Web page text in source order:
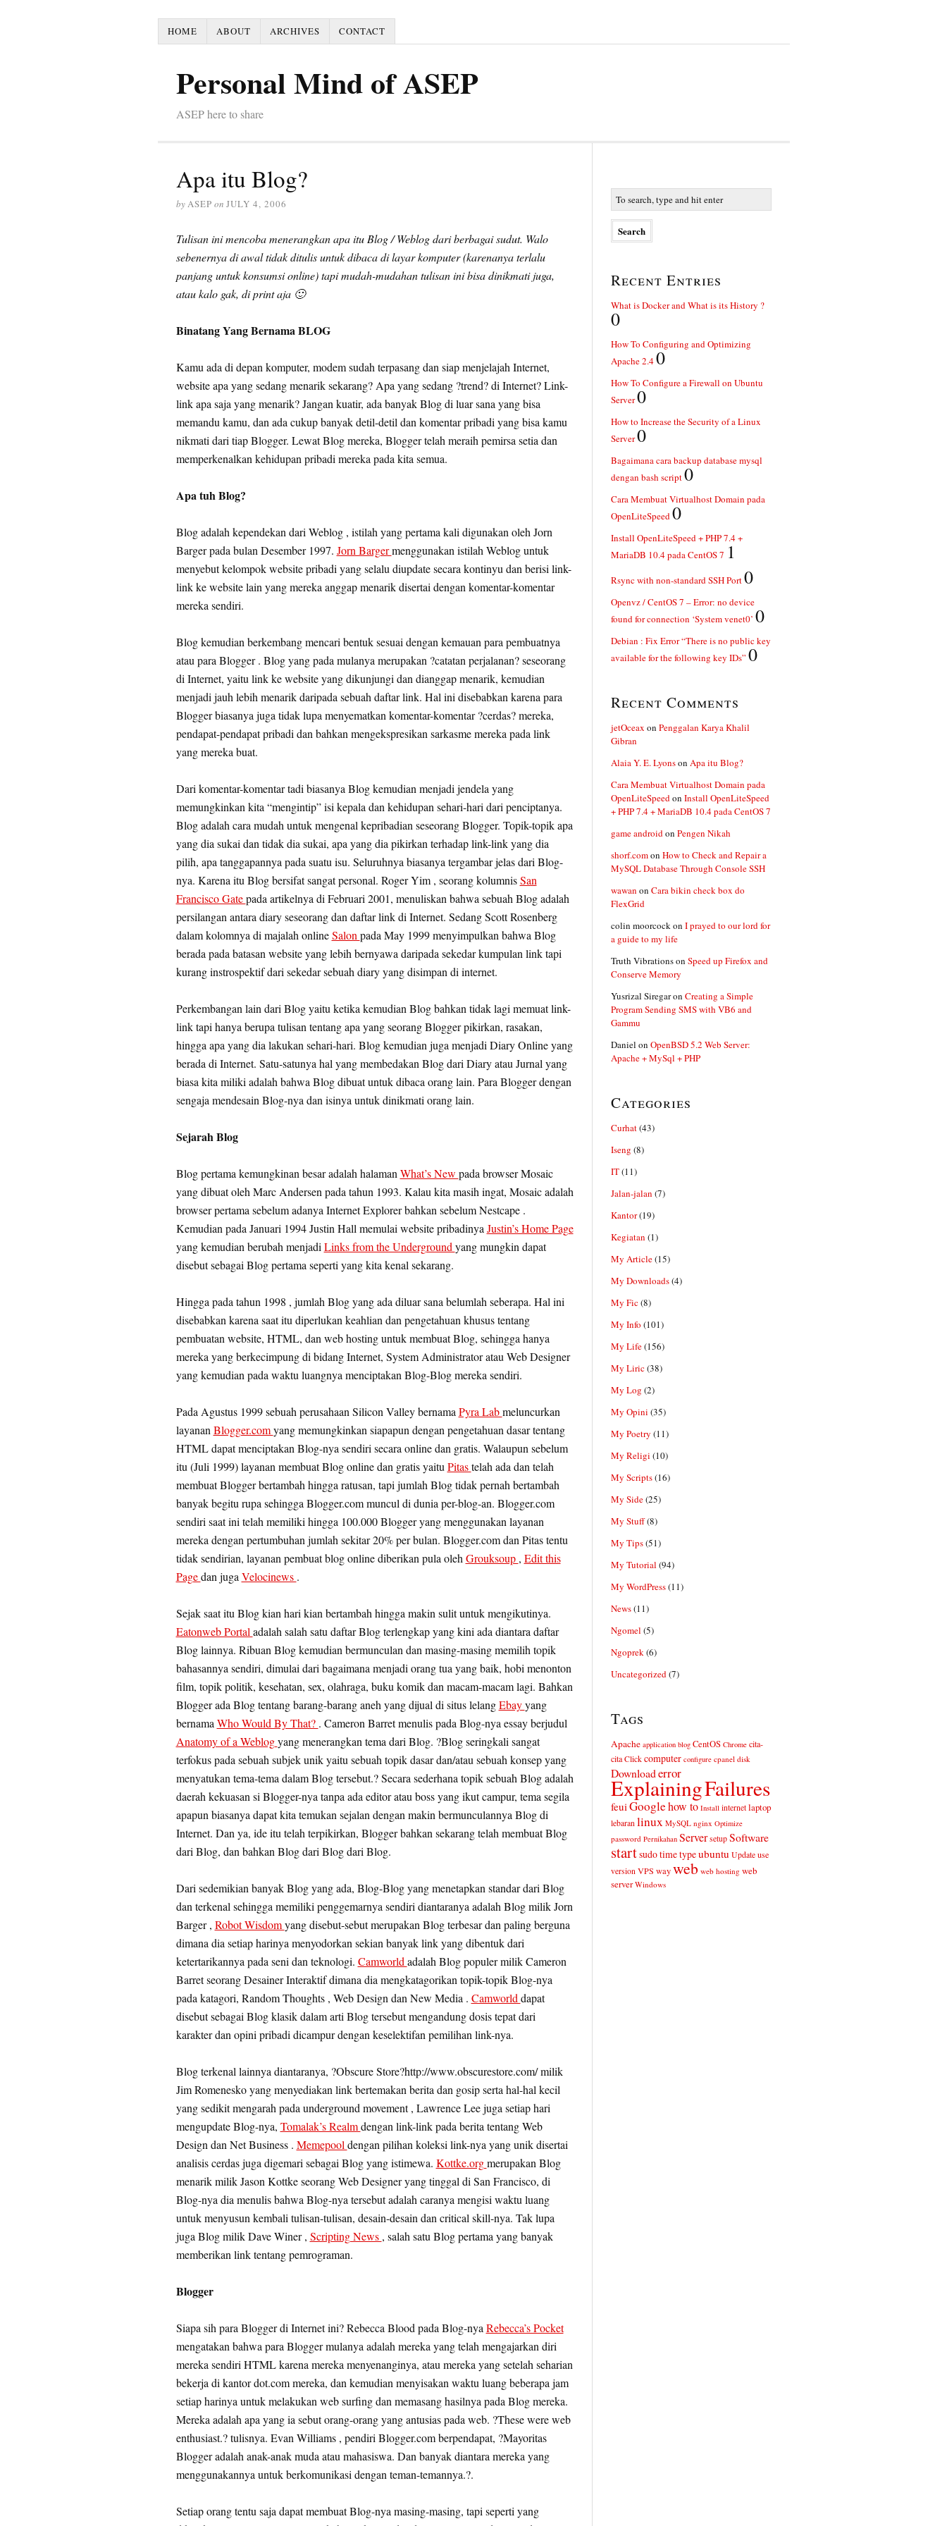
HOME ABOUT ARCHIVES CONTACT
Personal Mind of ASEP
ASEP here to share
Apa itu Blog?
byASEP on JULY 4, 2006
Tulisan ini mencoba menerangkan apa itu Blog / Weblog dari berbagai sudut. Walo
sebenernya di awal tidak ditulis untuk dibaca di layar komputer (karenanya terlalu
panjang untuk konsumsi online) tapi mudah-mudahan tulisan ini bisa dinikmati juga,
atau kalo gak, di print aja 🙂
Binatang Yang Bernama BLOG
Kamu ada di depan komputer, modem sudah terpasang dan siap menjelajah Internet,
website apa yang sedang menarik sekarang? Apa yang sedang ?trend? di Internet? Link-
link apa saja yang menarik? Jangan kuatir, ada banyak Blog di luar sana yang bisa
memandu kamu, dan ada cukup banyak detil-detil dan komentar pribadi yang bisa kamu
nikmati dari tiap Blogger. Lewat Blog mereka, Blogger telah meraih pemirsa setia dan
memperkenalkan kehidupan pribadi mereka pada kita semua.
Apa tuh Blog?
Blog adalah kependekan dari Weblog , istilah yang pertama kali digunakan oleh Jorn
Barger pada bulan Desember 1997. Jorn Bargermenggunakan istilah Weblog untuk
menyebut kelompok website pribadi yang selalu diupdate secara kontinyu dan berisi link-
link ke website lain yang mereka anggap menarik disertai dengan komentar-komentar
mereka sendiri.
Blog kemudian berkembang mencari bentuk sesuai dengan kemauan para pembuatnya
atau para Blogger . Blog yang pada mulanya merupakan ?catatan perjalanan? seseorang
di Internet, yaitu link ke website yang dikunjungi dan dianggap menarik, kemudian
menjadi jauh lebih menarik daripada sebuah daftar link. Hal ini disebabkan karena para
Blogger biasanya juga tidak lupa menyematkan komentar-komentar ?cerdas? mereka,
pendapat-pendapat pribadi dan bahkan mengekspresikan sarkasme mereka pada link
yang mereka buat.
Dari komentar-komentar tadi biasanya Blog kemudian menjadi jendela yang
memungkinkan kita “mengintip” isi kepala dan kehidupan sehari-hari dari penciptanya.
Blog adalah cara mudah untuk mengenal kepribadian seseorang Blogger. Topik-topik apa
yang dia sukai dan tidak dia sukai, apa yang dia pikirkan terhadap link-link yang dia
pilih, apa tanggapannya pada suatu isu. Seluruhnya biasanya tergambar jelas dari Blog-
nya. Karena itu Blog bersifat sangat personal. Roger Yim , seorang kolumnisSan
Francisco Gatepada artikelnya di Februari 2001, menuliskan bahwa sebuah Blog adalah
persilangan antara diary seseorang dan daftar link di Internet. Sedang Scott Rosenberg
dalam kolomnya di majalah onlineSalon pada May 1999 menyimpulkan bahwa Blog
berada pada batasan website yang lebih bernyawa daripada sekedar kumpulan link tapi
kurang instrospektif dari sekedar sebuah diary yang disimpan di internet.
Perkembangan lain dari Blog yaitu ketika kemudian Blog bahkan tidak lagi memuat link-
link tapi hanya berupa tulisan tentang apa yang seorang Blogger pikirkan, rasakan,
hingga apa yang dia lakukan sehari-hari. Blog kemudian juga menjadi Diary Online yang
berada di Internet. Satu-satunya hal yang membedakan Blog dari Diary atau Jurnal yang
biasa kita miliki adalah bahwa Blog dibuat untuk dibaca orang lain. Para Blogger dengan
sengaja mendesain Blog-nya dan isinya untuk dinikmati orang lain.
Sejarah Blog
Blog pertama kemungkinan besar adalah halaman What’s New pada browser Mosaic
yang dibuat oleh Marc Andersen pada tahun 1993. Kalau kita masih ingat, Mosaic adalah
browser pertama sebelum adanya Internet Explorer bahkan sebelum Nestcape .
Kemudian pada Januari 1994 Justin Hall memulai website pribadinya Justin’s Home Page
yang kemudian berubah menjadi Links from the Underground yang mungkin dapat
disebut sebagai Blog pertama seperti yang kita kenal sekarang.
Hingga pada tahun 1998 , jumlah Blog yang ada diluar sana belumlah seberapa. Hal ini
disebabkan karena saat itu diperlukan keahlian dan pengetahuan khusus tentang
pembuatan website, HTML, dan web hosting untuk membuat Blog, sehingga hanya
mereka yang berkecimpung di bidang Internet, System Administrator atau Web Designer
yang kemudian pada waktu luangnya menciptakan Blog-Blog mereka sendiri.
Pada Agustus 1999 sebuah perusahaan Silicon Valley bernama Pyra Labmeluncurkan
layanan Blogger.comyang memungkinkan siapapun dengan pengetahuan dasar tentang
HTML dapat menciptakan Blog-nya sendiri secara online dan gratis. Walaupun sebelum
itu (Juli 1999) layanan membuat Blog online dan gratis yaitu Pitastelah ada dan telah
membuat Blogger bertambah hingga ratusan, tapi jumlah Blog tidak pernah bertambah
banyak begitu rupa sehingga Blogger.com muncul di dunia per-blog-an. Blogger.com
sendiri saat ini telah memiliki hingga 100.000 Blogger yang menggunakan layanan
mereka dengan pertumbuhan jumlah sekitar 20% per bulan. Blogger.com dan Pitas tentu
tidak sendirian, layanan pembuat blog online diberikan pula oleh Grouksoup , Edit this
Pagedan juga Velocinews .
Sejak saat itu Blog kian hari kian bertambah hingga makin sulit untuk mengikutinya.
Eatonweb Portal adalah salah satu daftar Blog terlengkap yang kini ada diantara daftar
Blog lainnya. Ribuan Blog kemudian bermunculan dan masing-masing memilih topik
bahasannya sendiri, dimulai dari bagaimana menjadi orang tua yang baik, hobi menonton
film, topik politik, kesehatan, sex, olahraga, buku komik dan macam-macam lagi. Bahkan
Blogger ada Blog tentang barang-barang aneh yang dijual di situs lelangEbayyang
bernama Who Would By That? . Cameron Barret menulis pada Blog-nya essay berjudul
Anatomy of a Weblogyang menerangkan tema dari Blog. ?Blog seringkali sangat
terfokus pada sebuah subjek unik yaitu sebuah topik dasar dan/atau sebuah konsep yang
menyatukan tema-tema dalam Blog tersebut.? Secara sederhana topik sebuah Blog adalah
daerah kekuasan si Blogger-nya tanpa ada editor atau boss yang ikut campur, tema segila
apapun biasanya dapat kita temukan sejalan dengan makin bermunculannya Blog di
Internet. Dan ya, ide itu telah terpikirkan, Blogger bahkan sekarang telah membuat Blog
dari Blog, dan bahkan Blog dari Blog dari Blog.
Dari sedemikian banyak Blog yang ada, Blog-Blog yang menetapkan standar dari Blog
dan terkenal sehingga memiliki penggemarnya sendiri diantaranya adalah Blog milik Jorn
Barger , Robot Wisdomyang disebut-sebut merupakan Blog terbesar dan paling berguna
dimana dia setiap harinya menyodorkan sekian banyak link yang dibentuk dari
ketertarikannya pada seni dan teknologi. Camworld adalah Blog populer milik Cameron
Barret seorang Desainer Interaktif dimana dia mengkatagorikan topik-topik Blog-nya
pada katagori, Random Thoughts , Web Design dan New Media . Camworld dapat
disebut sebagai Blog klasik dalam arti Blog tersebut mengandung dosis tepat dari
karakter dan opini pribadi dicampur dengan keselektifan pemilihan link-nya.
Blog terkenal lainnya diantaranya, ?Obscure Store?http://www.obscurestore.com/ milik
Jim Romenesko yang menyediakan link bertemakan berita dan gosip serta hal-hal kecil
yang sedikit mengarah pada underground movement , Lawrence Lee juga setiap hari
mengupdate Blog-nya, Tomalak’s Realmdengan link-link pada berita tentang Web
Design dan Net Business . Memepool dengan pilihan koleksi link-nya yang unik disertai
analisis cerdas juga digemari sebagai Blog yang istimewa. Kottke.orgmerupakan Blog
menarik milik Jason Kottke seorang Web Designer yang tinggal di San Francisco, di
Blog-nya dia menulis bahwa Blog-nya tersebut adalah caranya mengisi waktu luang
untuk menyusun kembali tulisan-tulisan, desain-desain dan critical skill-nya. Tak lupa
juga Blog milik Dave Winer , Scripting News , salah satu Blog pertama yang banyak
memberikan link tentang pemrograman.
Blogger
Siapa sih para Blogger di Internet ini? Rebecca Blood pada Blog-nya Rebecca’s Pocket
mengatakan bahwa para Blogger mulanya adalah mereka yang telah mengajarkan diri
mereka sendiri HTML karena mereka menyenanginya, atau mereka yang setelah seharian
bekerja di kantor dot.com mereka, dan kemudian menyisakan waktu luang beberapa jam
setiap harinya untuk melakukan web surfing dan memasang hasilnya pada Blog mereka.
Mereka adalah apa yang ia sebut orang-orang yang antusias pada web. ?These were web
enthusiast.? tulisnya. Evan Williams , pendiri Blogger.com berpendapat, ?Mayoritas
Blogger adalah anak-anak muda atau mahasiswa. Dan banyak diantara mereka yang
menggunakannya untuk berkomunikasi dengan teman-temannya.?.
Setiap orang tentu saja dapat membuat Blog-nya masing-masing, tapi seperti yang
Recent Entries
What is Docker and What is its History ?
0
How To Configuring and Optimizing
Apache 2.40
How To Configure a Firewall on Ubuntu
Server0
How to Increase the Security of a Linux
Server0
Bagaimana cara backup database mysql
dengan bash script0
Cara Membuat Virtualhost Domain pada
OpenLiteSpeed0
Install OpenLiteSpeed + PHP 7.4 +
MariaDB 10.4 pada CentOS 7 1
Rsync with non-standard SSH Port0
Openvz / CentOS 7 – Error: no device
found for connection ‘System venet0’ 0
Debian : Fix Error “There is no public key
available for the following key IDs” 0
Recent Comments
jetOceax on Penggalan Karya Khalil
Gibran
Alaia Y. E. Lyonson Apa itu Blog?
Cara Membuat Virtualhost Domain pada
OpenLiteSpeedon Install OpenLiteSpeed
+ PHP 7.4 + MariaDB 10.4 pada CentOS 7
game androidon Pengen Nikah
shorf.comon How to Check and Repair a
MySQL Database Through Console SSH
wawan on Cara bikin check box do
FlexGrid
colin moorcockon I prayed to our lord for
a guide to my life
Truth Vibrationson Speed up Firefox and
Conserve Memory
Yusrizal Siregaron Creating a Simple
Program Sending SMS with VB6 and
Gammu
Daniel on OpenBSD 5.2 Web Server:
Apache + MySql + PHP
Categories
Curhat(43)
Iseng (8)
IT(11)
Jalan-jalan (7)
Kantor(19)
Kegiatan (1)
My Article(15)
My Downloads(4)
My Fic(8)
My Info (101)
My Life(156)
My Liric(38)
My Log (2)
My Opini (35)
My Poetry (11)
My Religi (10)
My Scripts(16)
My Side(25)
My Stuff(8)
My Tips(51)
My Tutorial (94)
My WordPress(11)
News(11)
Ngomel (5)
Ngoprek(6)
Uncategorized(7)
Tags
Apache application blog CentOS Chrome cita-
cita Click computer configure cpanel disk
Downloaderror
ExplainingFailures
feuiGooglehow to Install internet laptop
lebaran linux MySQL nginx Optimize
password Pernikahan Server setup Software
startsudotimetypeubuntu Update use
version VPS way web web hosting web
server Windows